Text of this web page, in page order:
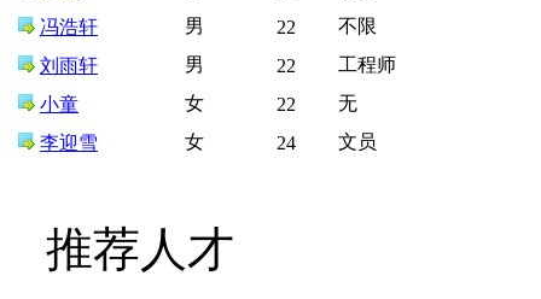
冯浩轩
男 22
不限
刘雨轩
男 22
工程师
小童
女 22
无
李迎雪
女 24 文员
推荐人才